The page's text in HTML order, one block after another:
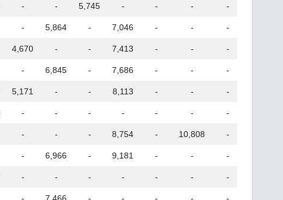
- - 5,745 - - - -
- 5,864 - 7,046 - - -
4,670 - - 7,413 - - -
- 6,845 - 7,686 - - -
5,171 - - 8,113 - - -
- - - - - - -
- - - 8,754 - 10,808 -
- 6,966 - 9,181 - - -
- - - - - - -